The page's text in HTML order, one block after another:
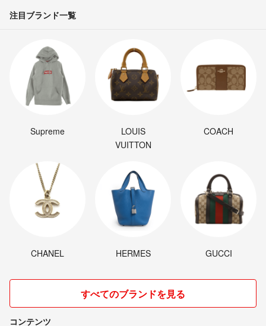
注目ブランド一覧
Supreme
LOUIS
VUITTON
COACH
CHANEL HERMES GUCCI
すべてのブランドを見る
コンテンツ